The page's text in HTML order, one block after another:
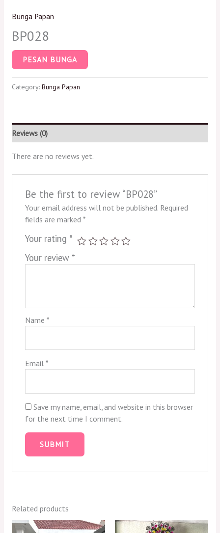
Bunga Papan
BP028
PESAN BUNGA
Category: Bunga Papan
Reviews (0)
There are no reviews yet.
Be the first to review “BP028”
Your email address will not be published. Required
fields are marked *
Your rating *
Your review *
Name *
Email *
Save my name, email, and website in this browser
for the next time I comment.
Related products